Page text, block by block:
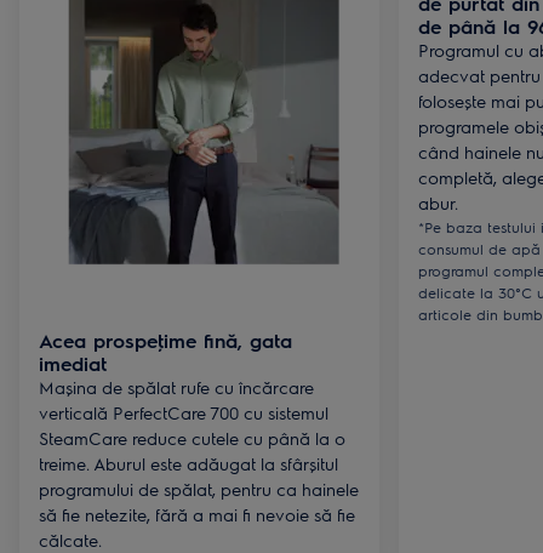
Acea prospeţime fină, gata
imediat
Mașina de spălat rufe cu încărcare
verticală PerfectCare 700 cu sistemul
SteamCare reduce cutele cu până la o
treime. Aburul este adăugat la sfârșitul
programului de spălat, pentru ca hainele
să fie netezite, fără a mai fi nevoie să fie
călcate.
de până la
Programul cu
adecvat
folosește mai
programele
când hainele
completă,
abur.
*Pe baza
consumul de
programul
delicate la 30°C
articole din